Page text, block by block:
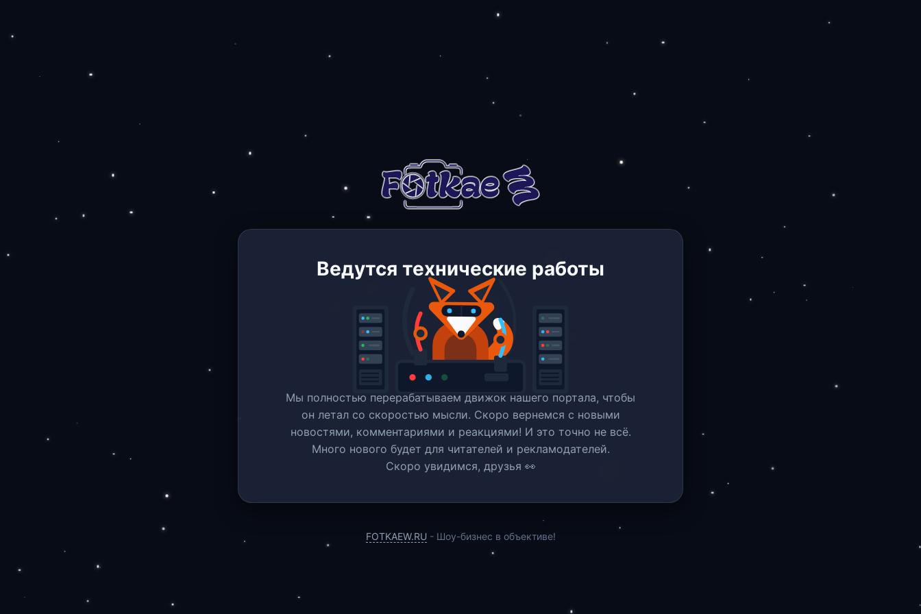
Ведутся технические работы
Мы полностью перерабатываем движок нашего портала, чтобы
он летал со скоростью мысли. Скоро вернемся c новыми
новостями, комментариями и реакциями! И это точно не всё.
Много нового будет для читателей и рекламодателей.
Скоро увидимся, друзья 👀
FOTKAEW.RU - Шоу-бизнес в объективе!